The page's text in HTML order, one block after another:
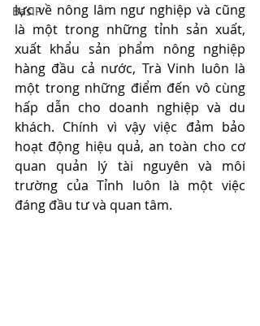
BasIP
lực về nông lâm ngư nghiệp và cũng
là một trong những tỉnh sản xuất,
xuất khẩu sản phẩm nông nghiệp
hàng đầu cả nước, Trà Vinh luôn là
một trong những điểm đến vô cùng
hấp dẫn cho doanh nghiệp và du
khách. Chính vì vậy việc đảm bảo
hoạt động hiệu quả, an toàn cho cơ
quan quản lý tài nguyên và môi
trường của Tỉnh luôn là một việc
đáng đầu tư và quan tâm.